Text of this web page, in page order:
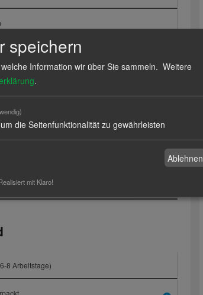
speichern
Information wir über Sie sammeln. Weitere
.
die Seitenfunktionalität zu gewährleisten
Ablehnen
mit Klaro!